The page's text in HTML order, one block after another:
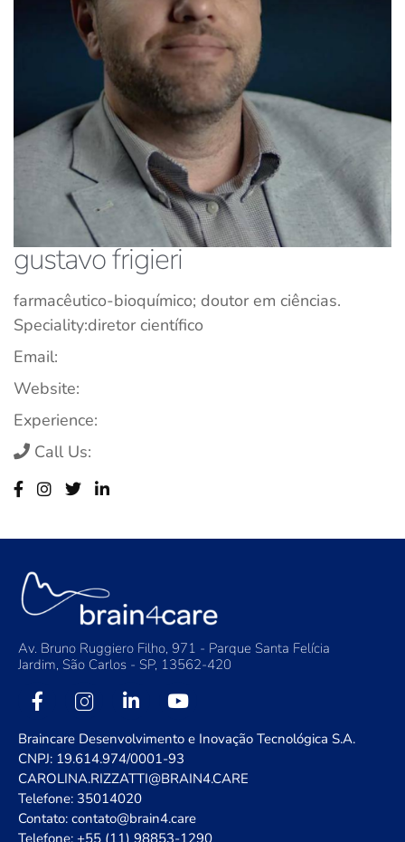
gustavo frigieri
farmacêutico-bioquímico; doutor em ciências.
Speciality:diretor científico
Email:
Website:
Experience:
Call Us:
Av. Bruno Ruggiero Filho, 971 - Parque Santa Felícia
Jardim, São Carlos - SP, 13562-420
Braincare Desenvolvimento e Inovação Tecnológica S.A.
CNPJ: 19.614.974/0001-93
CAROLINA.RIZZATTI@BRAIN4.CARE
Telefone: 35014020
Contato: contato@brain4.care